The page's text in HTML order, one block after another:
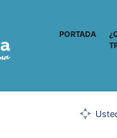
PORTADA